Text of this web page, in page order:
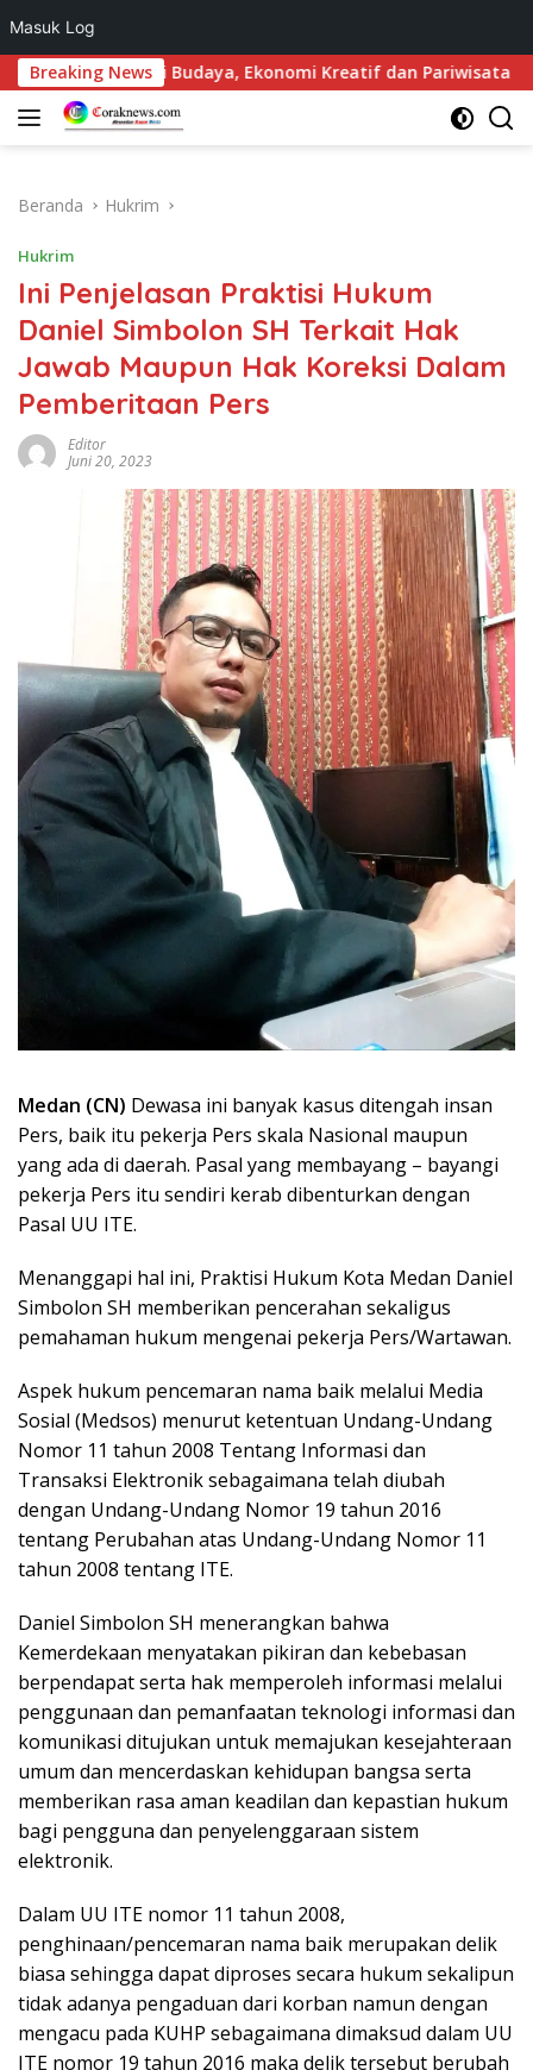
Masuk Log
Langsung
ke
konten
Breaking News
Budaya, Ekonomi Kreatif dan Pariwisata Danau Toba
Beranda Hukrim
Hukrim
Ini Penjelasan Praktisi Hukum
Daniel Simbolon SH Terkait Hak
Jawab Maupun Hak Koreksi Dalam
Pemberitaan Pers
Editor
Juni 20, 2023
Medan (CN) Dewasa ini banyak kasus ditengah insan
Pers, baik itu pekerja Pers skala Nasional maupun
yang ada di daerah. Pasal yang membayang – bayangi
pekerja Pers itu sendiri kerab dibenturkan dengan
Pasal UU ITE.
Menanggapi hal ini, Praktisi Hukum Kota Medan Daniel
Simbolon SH memberikan pencerahan sekaligus
pemahaman hukum mengenai pekerja Pers/Wartawan.
Aspek hukum pencemaran nama baik melalui Media
Sosial (Medsos) menurut ketentuan Undang-Undang
Nomor 11 tahun 2008 Tentang Informasi dan
Transaksi Elektronik sebagaimana telah diubah
dengan Undang-Undang Nomor 19 tahun 2016
tentang Perubahan atas Undang-Undang Nomor 11
tahun 2008 tentang ITE.
Daniel Simbolon SH menerangkan bahwa
Kemerdekaan menyatakan pikiran dan kebebasan
berpendapat serta hak memperoleh informasi melalui
penggunaan dan pemanfaatan teknologi informasi dan
komunikasi ditujukan untuk memajukan kesejahteraan
umum dan mencerdaskan kehidupan bangsa serta
memberikan rasa aman keadilan dan kepastian hukum
bagi pengguna dan penyelenggaraan sistem
elektronik.
Dalam UU ITE nomor 11 tahun 2008,
penghinaan/pencemaran nama baik merupakan delik
biasa sehingga dapat diproses secara hukum sekalipun
tidak adanya pengaduan dari korban namun dengan
mengacu pada KUHP sebagaimana dimaksud dalam UU
ITE nomor 19 tahun 2016 maka delik tersebut berubah